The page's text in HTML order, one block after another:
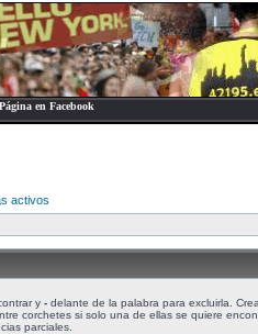
Página en Facebook
activos
y - delante de la palabra para excluirla.
corchetes si solo una de ellas se quiere
parciales.